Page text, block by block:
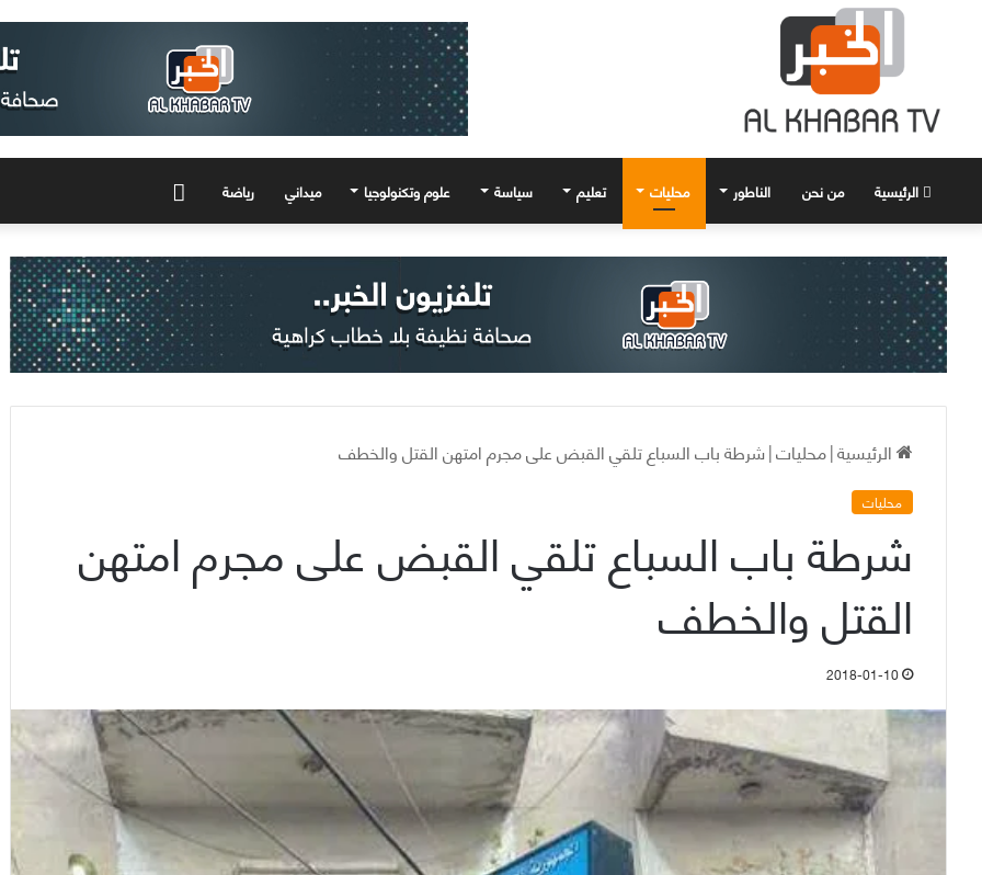
الرئيسية من نحن الناطور محليات تعليم سياسة علوم وتكنولوجيا ميداني رياضة
الرئيسية|محليات|شرطة باب السباع تلقي القبض على مجرم امتهن القتل والخطف
محليات
شرطة باب السباع تلقي القبض على مجرم امتهن
القتل والخطف
2018-01-10